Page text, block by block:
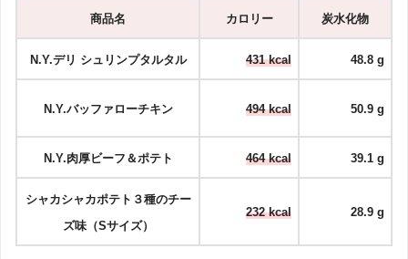
商品名 カロリー 炭水化物
N.Y.デリ シュリンプタルタル 431 kcal 48.8 g
N.Y.バッファローチキン 494 kcal 50.9 g
N.Y.肉厚ビーフ＆ポテト 464 kcal 39.1 g
シャカシャカポテト３種のチー
ズ味（Sサイズ）
232 kcal 28.9 g